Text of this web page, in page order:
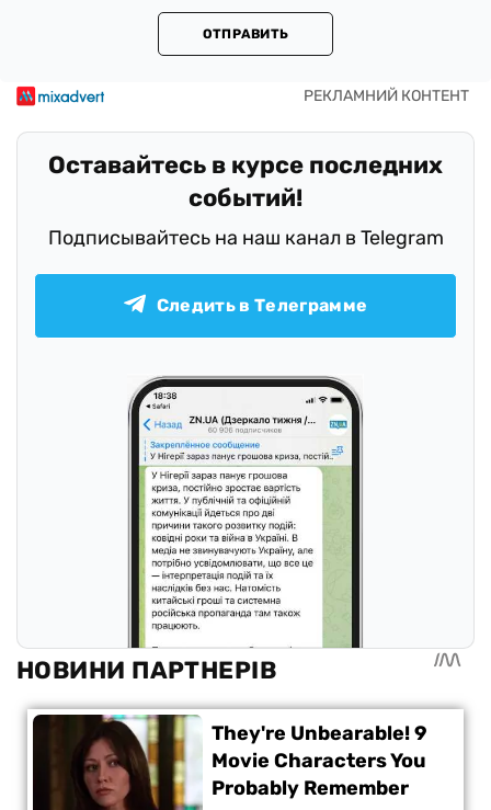
ОТПРАВИТЬ
Оставайтесь в курсе последних
событий!
Подписывайтесь на наш канал в Telegram
Следить в Телеграмме